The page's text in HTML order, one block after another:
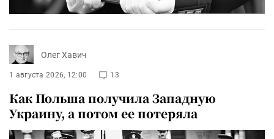
Олег Хавич
1 августа 2026, 12:00 13
Как Польша получила Западную
Украину, а потом ее потеряла